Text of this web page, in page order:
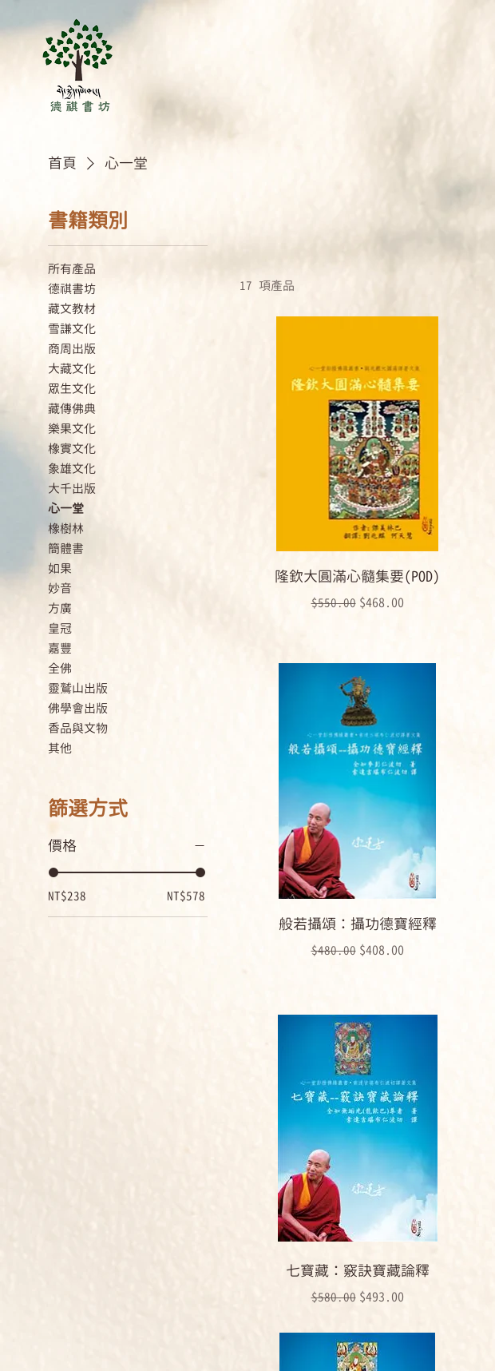
首頁 心一堂
書籍類別
所有產品
德祺書坊
藏文教材
雪謙文化
商周出版
大藏文化
眾生文化
藏傳佛典
樂果文化
橡實文化
象雄文化
大千出版
心一堂
橡樹林
簡體書
如果
妙音
方廣
皇冠
嘉豐
全佛
靈鷲山出版
佛學會出版
香品與文物
其他
篩選方式
價格
NT$238 NT$578
17 項產品
隆欽大圓滿心髓集要(POD)
一般價格
$550.00 促銷價格
$468.00
般若攝頌：攝功德寶經釋
一般價格
$480.00 促銷價格
$408.00
七寶藏：竅訣寶藏論釋
一般價格
$580.00 促銷價格
$493.00